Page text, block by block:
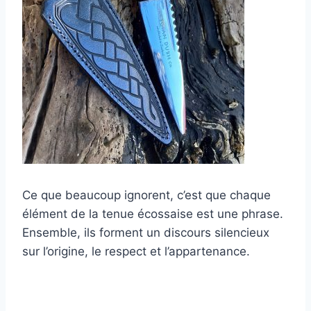
Ce que beaucoup ignorent, c’est que chaque
élément de la tenue écossaise est une phrase.
Ensemble, ils forment un discours silencieux
sur l’origine, le respect et l’appartenance.